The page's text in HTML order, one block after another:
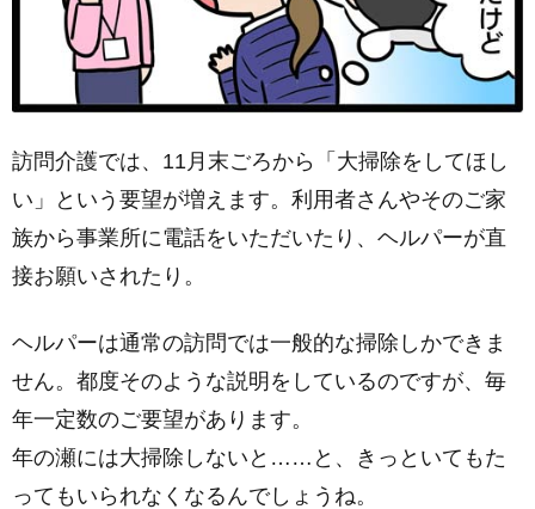
訪問介護では、11月末ごろから「大掃除をしてほし
い」という要望が増えます。利用者さんやそのご家
族から事業所に電話をいただいたり、ヘルパーが直
接お願いされたり。
ヘルパーは通常の訪問では一般的な掃除しかできま
せん。都度そのような説明をしているのですが、毎
年一定数のご要望があります。
年の瀬には大掃除しないと……と、きっといてもた
ってもいられなくなるんでしょうね。